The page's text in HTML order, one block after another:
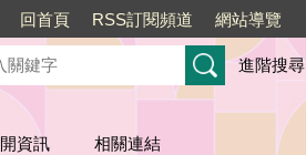
回首頁 RSS訂閱頻道 網站導覽
進階搜尋
資訊 相關連結